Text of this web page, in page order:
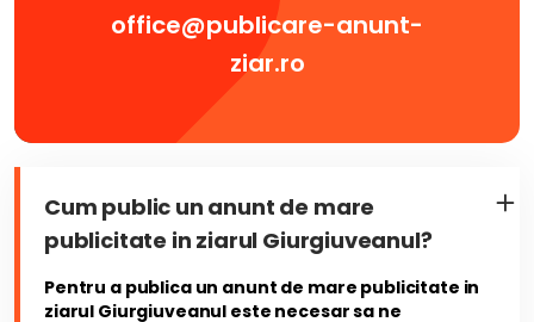
office@publicare-anunt-
ziar.ro
Cum public un anunt de mare
publicitate in ziarul Giurgiuveanul?
Pentru a publica un anunt de mare publicitate in
ziarul Giurgiuveanul este necesar sa ne